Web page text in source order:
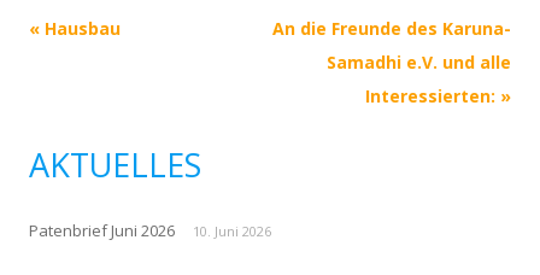
Beitrags-
« Hausbau
An die Freunde des Karuna-
Samadhi e.V. und alle
Interessierten: »
AKTUELLES
Patenbrief Juni 2026 10. Juni 2026